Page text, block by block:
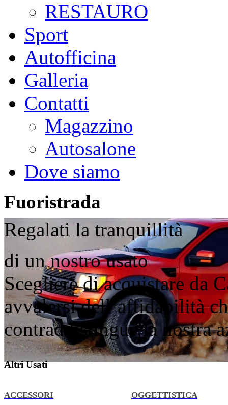
RESTAURO
Sport
Autofficina
Galleria
Contatti
Magazzino
Autosalone
Dove siamo
Fuoristrada
Regalati la tranquillità
di un nostro usato
Scegliere di acquistare da
avvalersi dell’affidabilità
contraddistingue la nostra
Altri Usati
ACCESSORI OGGETTISTICA